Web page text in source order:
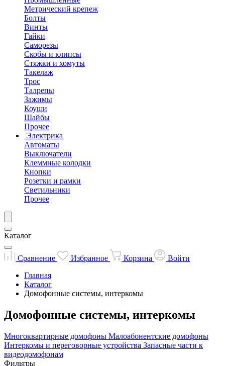
Метрический крепеж
Болты
Винты
Гайки
Саморезы
Скобы и клипсы
Стяжки и хомуты
Такелаж
Трос
Талрепы
Зажимы
Коуши
Шайбы
Прочее
Электрика
Автоматы
Выключатели
Клеммные колодки
Кнопки
Розетки и рамки
Светильники
Прочее
Каталог
Сравнение Избранное Корзина
Войти
Главная
Каталог
Домофонные системы, интеркомы
Домофонные системы, интеркомы
Многоквартирные домофоны Малоабонентские домофоны
Интеркомы и переговорные устройства Запасные части к
видеодомофонам
Фильтры